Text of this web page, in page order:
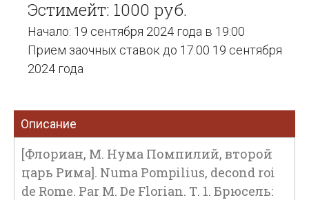
Эстимейт: 1000 руб.
Начало: 19 сентября 2024 года в 19:00
Прием заочных ставок до 17:00 19 сентября
2024 года
Описание
[Флориан, М. Нума Помпилий, второй
царь Рима]. Numa Pompilius, decond roi
de Rome. Par М. De Florian. Т. 1. Брюсель: